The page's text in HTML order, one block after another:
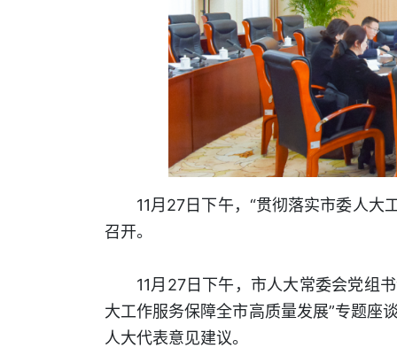
11月27日下午，“贯彻落实市委人大
召开。
11月27日下午，市人大常委会党组
大工作服务保障全市高质量发展”专题座
人大代表意见建议。